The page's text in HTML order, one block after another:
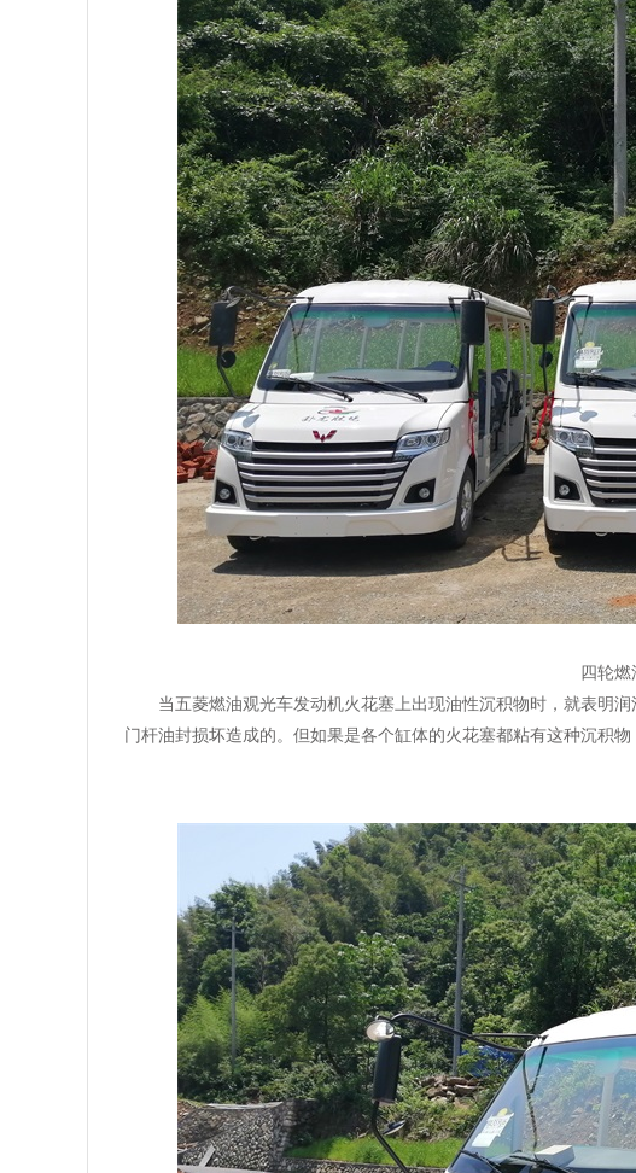
四轮
当五菱燃油观光车发动机火花塞上出现油性沉积物时，就表明
门杆油封损坏造成的。但如果是各个缸体的火花塞都粘有这种沉积物